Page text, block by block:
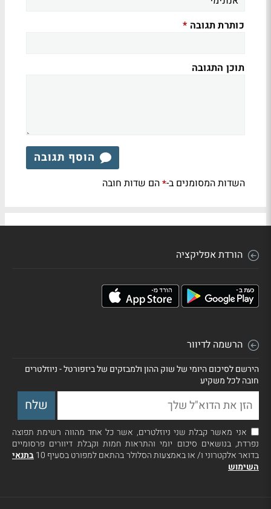
כותרת תגובה *
תוכן התגובה
הוסף תגובה
השדות המסומנים ב-*הם שדות חובה
הורדת אפליקציה
הרשמה לדיוור
הירשם לסיכום היומי של שוק ההון ולמבזקים של ביזפורטל - ניוזלטרים
חובה לכל משקיע
אני מאשר קבלת שני ניוזלטרים, אשר כל אחד מהווה רשימת תפוצה
נפרדת, בנושאים סיכום יומי והתראות חמות וקבלת דיוורים פרסומיים
בדואר אלקטרוני ו/ או באמצעות הסלולר בהתאם למפורט בסעיף 10
בתנאי
השימוש